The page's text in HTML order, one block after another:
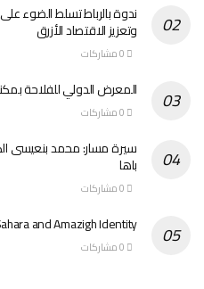
ندوة بالرباط تسلط الضوء
وتعزيز الاقتصاد الأزرق
المعرض الدولي للفلاحة بمكناس 2026 يحتفي
سيرة مسار: محمد بنعيسى
باها
and Amazigh Identity